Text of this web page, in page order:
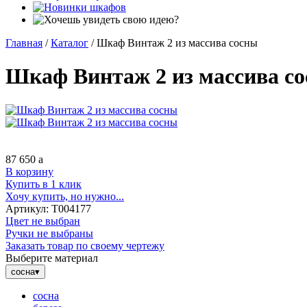
Главная / Каталог / Шкаф Винтаж 2 из массива сосны
Шкаф Винтаж 2 из массива
87 650 a
В корзину
Купить в 1 клик
Хочу купить, но нужно...
Артикул: Т004177
Цвет не выбран
Ручки не выбраны
Заказать товар по своему чертежу
Выберите материал
сосна▾
сосна